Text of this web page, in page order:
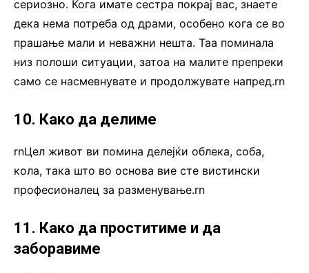
сериозно. Кога имате сестра покрај вас, знаете
дека нема потреба од драми, особено кога се во
прашање мали и неважни нешта. Таа поминала
низ полоши ситуации, затоа на малите препреки
само се насмевнувате и продолжувате напред.rn
10. Како да делиме
rnЦел живот ви помина делејќи облека, соба,
кола, така што во основа вие сте вистински
професионалец за разменување.rn
11. Како да проститиме и да
заборавиме